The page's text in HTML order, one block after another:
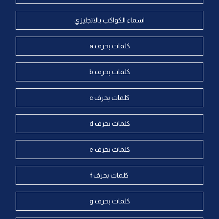
اسماء الكواكب بالانجليزي
كلمات بحرف a
كلمات بحرف b
كلمات بحرف c
كلمات بحرف d
كلمات بحرف e
كلمات بحرف f
كلمات بحرف g